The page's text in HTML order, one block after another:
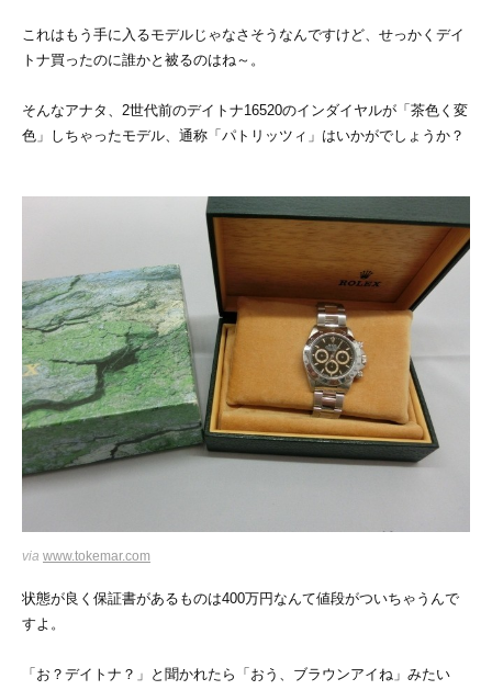
これはもう手に入るモデルじゃなさそうなんですけど、せっかくデイ
トナ買ったのに誰かと被るのはね～。
そんなアナタ、2世代前のデイトナ16520のインダイヤルが「茶色く変
色」しちゃったモデル、通称「パトリッツィ」はいかがでしょうか？
via www.tokemar.com
状態が良く保証書があるものは400万円なんて値段がついちゃうんで
すよ。
「お？デイトナ？」と聞かれたら「おう、ブラウンアイね」みたい